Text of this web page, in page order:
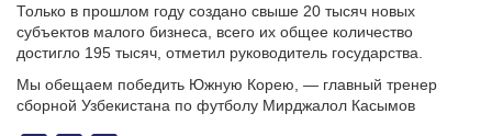
Только в прошлом году создано свыше 20 тысяч новых
субъектов малого бизнеса, всего их общее количество
достигло 195 тысяч, отметил руководитель государства.
Мы обещаем победить Южную Корею, — главный тренер
сборной Узбекистана по футболу Мирджалол Касымов